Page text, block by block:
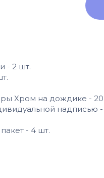
- 2 шт.
Хром на дождике - 20
надписью -
- 4 шт.